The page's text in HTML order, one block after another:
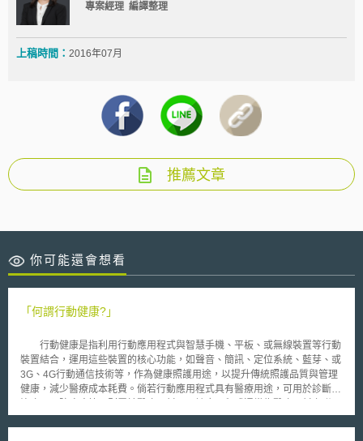
專案經理 編譯整理
上稿時間： 2016年07月
推薦文章
你可能還會想看
「何謂行動健康?」
行動健康是指利用行動應用程式與智慧手機、平板、或無線裝置等行動
裝置結合，運用這些裝置的核心功能，如聲音、簡訊、定位系統、藍芽、或
3G、4G行動通信技術等，作為健康照護用途，以提升傳統照護品質與管理
健康，減少醫療成本耗費。倘若行動應用程式具有醫療用途，可用於診斷、
件，或與行動裝置結合使用而成為醫療器材，對此則稱之為行動醫療。